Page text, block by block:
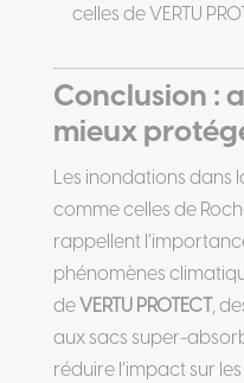
celles de VERTU
Conclusion :
mieux
Les inondations dans
comme celles de
rappellent
phénomènes
de VERTU PROTECT ,
aux sacs super-
réduire l’impact sur